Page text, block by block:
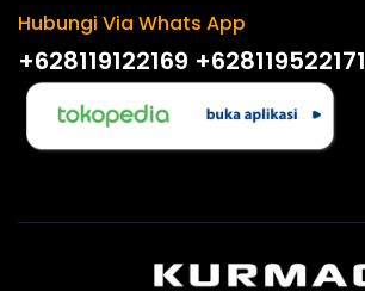
Hubungi Via Whats App
+628119122169 +628119522171